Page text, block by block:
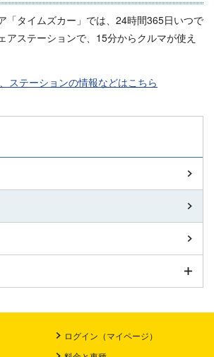
タイムズカー」では、 24時間365日いつで
アステーションで、15分からクルマが使え
ステーションの情報などはこちら
ログイン（マイページ）